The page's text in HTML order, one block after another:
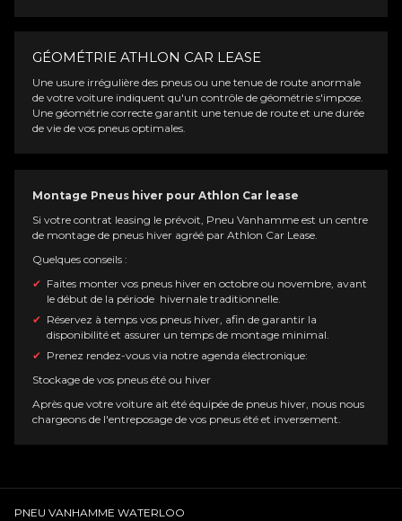
GÉOMÉTRIE ATHLON CAR LEASE
Une usure irrégulière des pneus ou une tenue de route anormale
de votre voiture indiquent qu'un contrôle de géométrie s'impose.
Une géométrie correcte garantit une tenue de route et une durée
de vie de vos pneus optimales.
Montage Pneus hiver pour Athlon Car lease
Si votre contrat leasing le prévoit, Pneu Vanhamme est un centre
de montage de pneus hiver agréé par Athlon Car Lease.
Quelques conseils :
Faites monter vos pneus hiver en octobre ou novembre, avant
le début de la période hivernale traditionnelle.
Réservez à temps vos pneus hiver, afin de garantir la
disponibilité et assurer un temps de montage minimal.
Prenez rendez-vous via notre agenda électronique:
Stockage de vos pneus été ou hiver
Après que votre voiture ait été équipée de pneus hiver, nous nous
chargeons de l'entreposage de vos pneus été et inversement.
PNEU VANHAMME WATERLOO